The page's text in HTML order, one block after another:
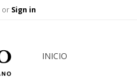
or Sign in
INICIO